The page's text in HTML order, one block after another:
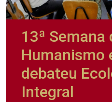
13ª Semana
Humanismo
debateu
Integral